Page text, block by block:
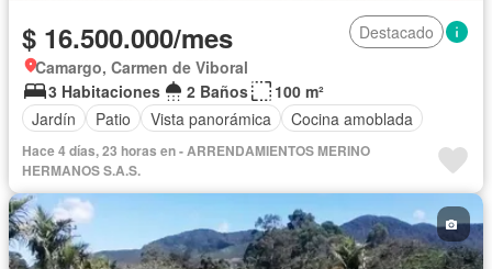
$ 16.500.000/mes
Destacado
Camargo, Carmen de Viboral
3 Habitaciones
2 Baños
100 m²
Jardín
Patio Vista panorámica Cocina amoblada
Hace 4 días, 23 horas en - ARRENDAMIENTOS MERINO
HERMANOS S.A.S.